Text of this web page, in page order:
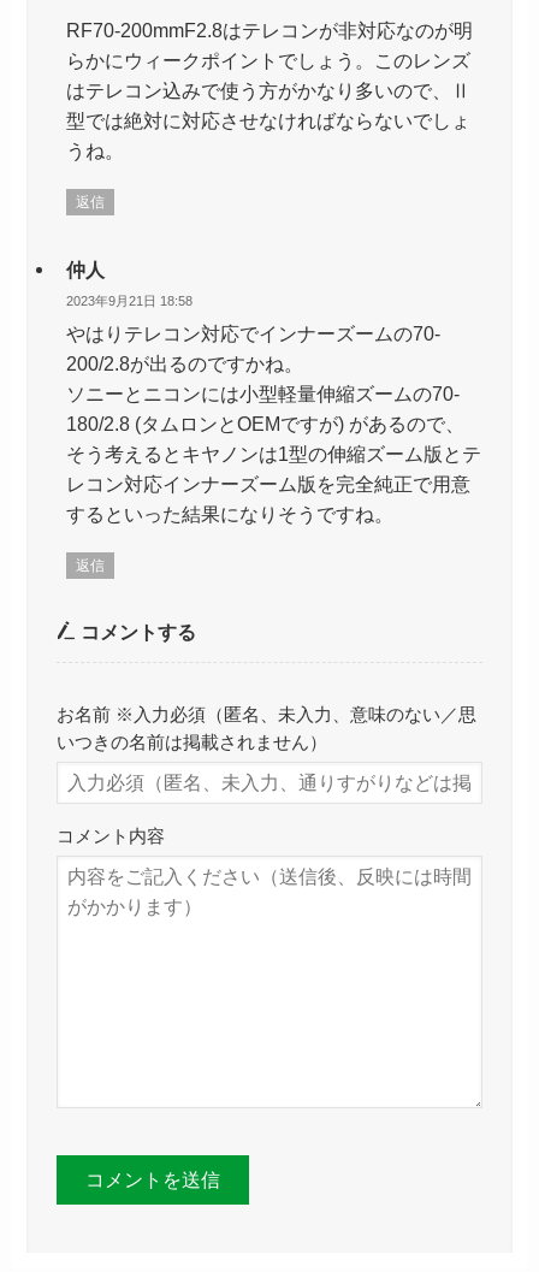
RF70-200mmF2.8はテレコンが非対応なのが明
らかにウィークポイントでしょう。このレンズ
はテレコン込みで使う方がかなり多いので、Ⅱ
型では絶対に対応させなければならないでしょ
うね。
返信
仲人
2023年9月21日 18:58
やはりテレコン対応でインナーズームの70-
200/2.8が出るのですかね。
ソニーとニコンには小型軽量伸縮ズームの70-
180/2.8 (タムロンとOEMですが) があるので、
そう考えるとキヤノンは1型の伸縮ズーム版とテ
レコン対応インナーズーム版を完全純正で用意
するといった結果になりそうですね。
返信
コメントする
お名前 ※入力必須（匿名、未入力、意味のない／思
いつきの名前は掲載されません）
コメント内容